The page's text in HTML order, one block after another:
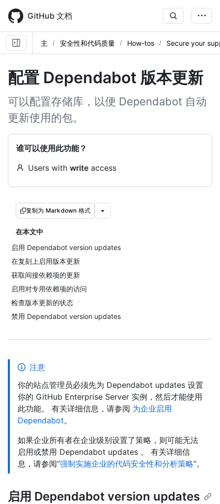
main
content
GitHub 文档
主 安全性和代码质量 How-tos Secure your
配置 Dependabot 版本更新
可以配置存储库，以便 Dependabot 自动
更新使用的包。
谁可以使用此功能？
Users with write access
复制为 Markdown 格式
在本文中
启用 Dependabot version updates
在复刻上启用版本更新
获取间接依赖项的更新
启用对专用依赖项的访问
检查版本更新的状态
禁用 Dependabot version updates
注意
你的站点管理员必须先为 Dependabot updates 设置
你的 GitHub Enterprise Server 实例，然后才能使用
此功能。 有关详细信息，请参阅 为企业启用
Dependabot。
如果企业所有者在企业级别设置了策略，则可能无法
启用或禁用 Dependabot updates 。 有关详细信
息，请参阅“强制实施企业的代码安全性和分析策略”。
启用 Dependabot version updates